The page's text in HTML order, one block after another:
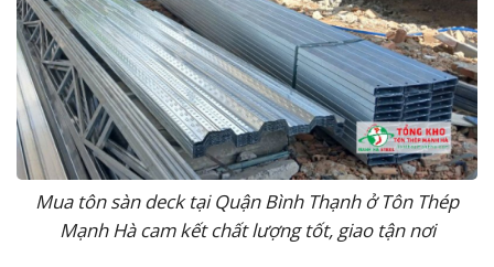
Mua tôn sàn deck tại Quận Bình Thạnh ở Tôn Thép
Mạnh Hà cam kết chất lượng tốt, giao tận nơi